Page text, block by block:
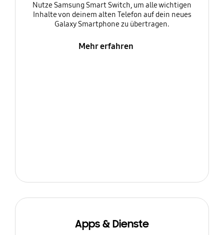
Nutze Samsung Smart Switch, um alle wichtigen
Inhalte von deinem alten Telefon auf dein neues
Galaxy Smartphone zu übertragen.
Mehr erfahren
Apps & Dienste